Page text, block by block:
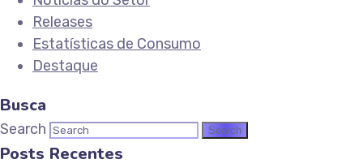
Releases
Estatísticas de Consumo
Destaque
Busca
Search
Posts Recentes